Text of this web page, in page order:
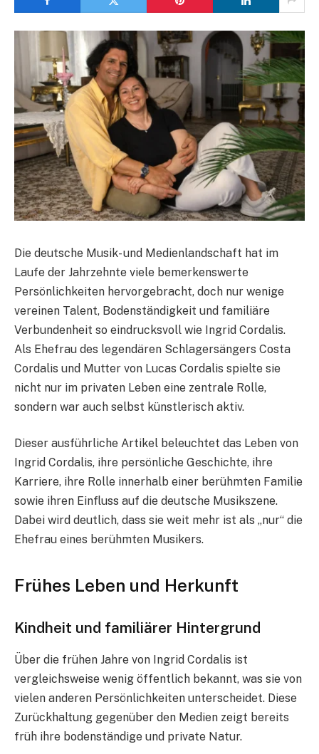
Die deutsche Musik- und Medienlandschaft hat im
Laufe der Jahrzehnte viele bemerkenswerte
Persönlichkeiten hervorgebracht, doch nur wenige
vereinen Talent, Bodenständigkeit und familiäre
Verbundenheit so eindrucksvoll wie Ingrid Cordalis.
Als Ehefrau des legendären Schlagersängers Costa
Cordalis und Mutter von Lucas Cordalis spielte sie
nicht nur im privaten Leben eine zentrale Rolle,
sondern war auch selbst künstlerisch aktiv.
Dieser ausführliche Artikel beleuchtet das Leben von
Ingrid Cordalis, ihre persönliche Geschichte, ihre
Karriere, ihre Rolle innerhalb einer berühmten Familie
sowie ihren Einfluss auf die deutsche Musikszene.
Dabei wird deutlich, dass sie weit mehr ist als „nur“ die
Ehefrau eines berühmten Musikers.
Frühes Leben und Herkunft
Kindheit und familiärer Hintergrund
Über die frühen Jahre von Ingrid Cordalis ist
vergleichsweise wenig öffentlich bekannt, was sie von
vielen anderen Persönlichkeiten unterscheidet. Diese
Zurückhaltung gegenüber den Medien zeigt bereits
früh ihre bodenständige und private Natur.